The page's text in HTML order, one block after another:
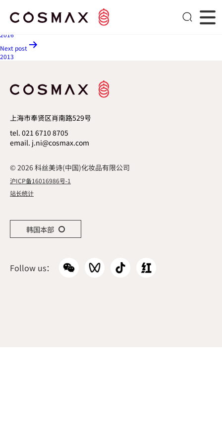
文章导航
2016
Next post
2013
上海市奉贤区肖南路529号
tel. 021 6710 8705
email. j.ni@cosmax.com
© 2026 科丝美诗(中国)化妆品有限公司
沪ICP备16016986号-1
站长统计
Follow us：